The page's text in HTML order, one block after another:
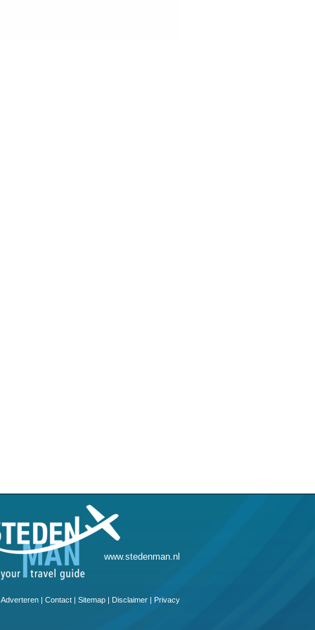
Adverteren | Contact | Sitemap | Disclaimer | Privacy
www.stedenman.nl